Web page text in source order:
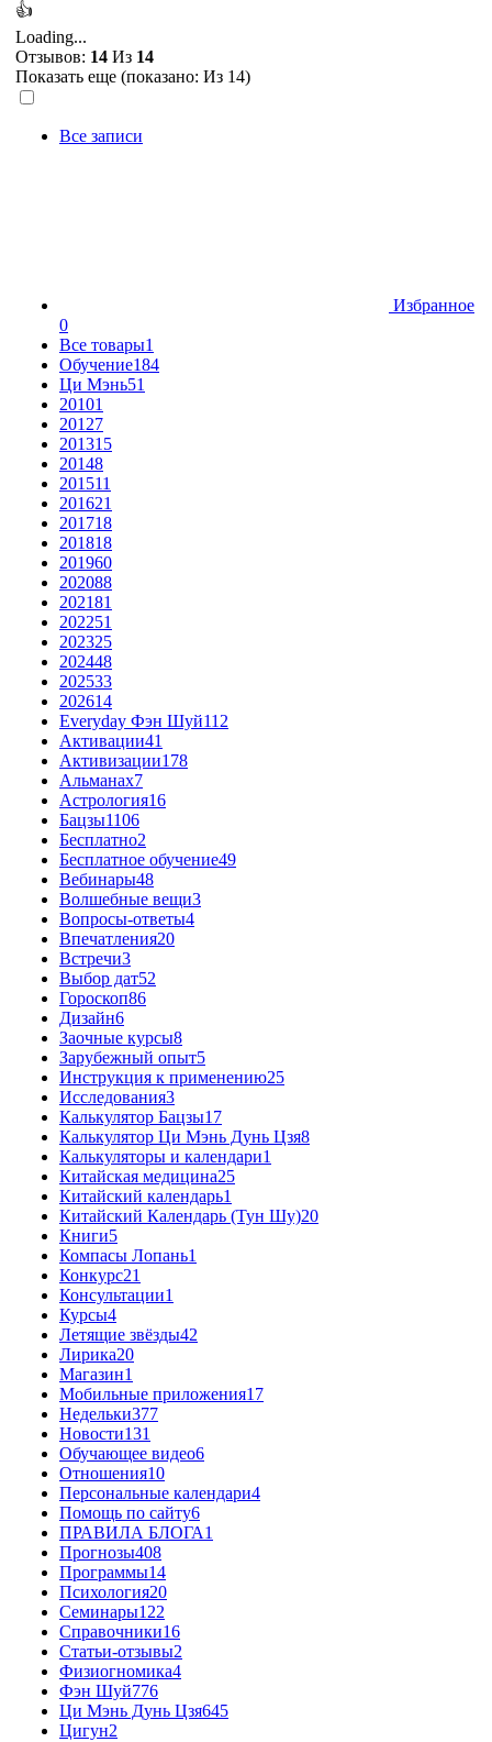
👍
Loading...
Отзывов: 14 Из 14
Показать еще (показано: Из 14)
Все записи
Избранное
0
Все товары1
Обучение184
Ци Мэнь51
20101
20127
201315
20148
201511
201621
201718
201818
201960
202088
202181
202251
202325
202448
202533
202614
Everyday Фэн Шуй112
Активации41
Активизации178
Альманах7
Астрология16
Бацзы1106
Бесплатно2
Бесплатное обучение49
Вебинары48
Волшебные вещи3
Вопросы-ответы4
Впечатления20
Встречи3
Выбор дат52
Гороскоп86
Дизайн6
Заочные курсы8
Зарубежный опыт5
Инструкция к применению25
Исследования3
Калькулятор Бацзы17
Калькулятор Ци Мэнь Дунь Цзя8
Калькуляторы и календари1
Китайская медицина25
Китайский календарь1
Китайский Календарь (Тун Шу)20
Книги5
Компасы Лопань1
Конкурс21
Консультации1
Курсы4
Летящие звёзды42
Лирика20
Магазин1
Мобильные приложения17
Недельки377
Новости131
Обучающее видео6
Отношения10
Персональные календари4
Помощь по сайту6
ПРАВИЛА БЛОГА1
Прогнозы408
Программы14
Психология20
Семинары122
Справочники16
Статьи-отзывы2
Физиогномика4
Фэн Шуй776
Ци Мэнь Дунь Цзя645
Цигун2